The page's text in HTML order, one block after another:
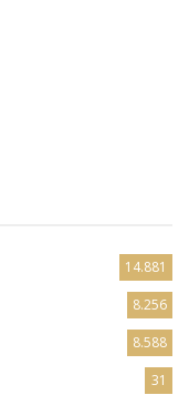
14.881
8.256
8.588
31